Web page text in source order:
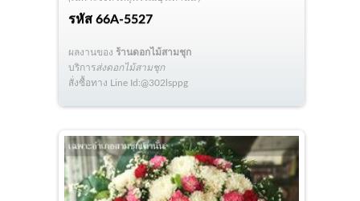
รหัส66A-5527
ผลงานของ ร้านดอกไม้สามชุก
บริการส่งดอกไม้สามชุก
สั่งซื้อทาง Line Id:@302lsppg